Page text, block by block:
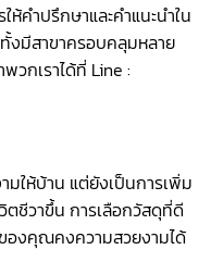
ห้คำปรึกษาและคำแนะนำใน
งมีสาขาครอบคลุมหลาย
วกเราได้ที่ Line :
มให้บ้าน แต่ยังเป็นการเพิ่ม
ชีวาขึ้น การเลือกวัสดุที่ดี
องคุณคงความสวยงามได้